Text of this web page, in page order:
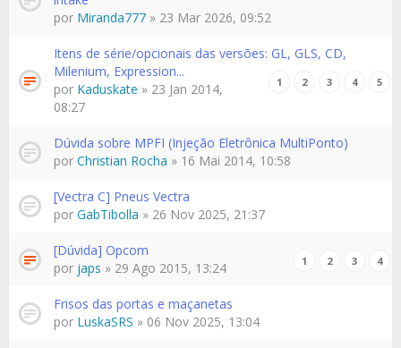
por Miranda777 » 23 Mar 2026, 09:52
Itens de série/opcionais das versões: GL, GLS, CD,
Milenium, Expression...
1 2 3 4 5
por Kaduskate » 23 Jan 2014,
08:27
Dúvida sobre MPFI (Injeção Eletrônica MultiPonto)
por Christian Rocha » 16 Mai 2014, 10:58
[Vectra C] Pneus Vectra
por GabTibolla » 26 Nov 2025, 21:37
[Dúvida] Opcom
1 2 3 4
por japs » 29 Ago 2015, 13:24
Frisos das portas e maçanetas
por LuskaSRS » 06 Nov 2025, 13:04